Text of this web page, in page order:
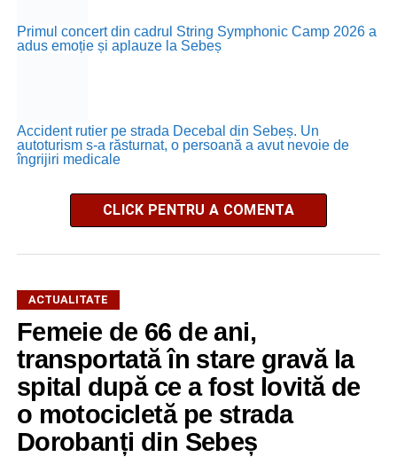
Primul concert din cadrul String Symphonic Camp 2026 a
adus emoție și aplauze la Sebeș
Accident rutier pe strada Decebal din Sebeș. Un
autoturism s-a răsturnat, o persoană a avut nevoie de
îngrijiri medicale
CLICK PENTRU A COMENTA
ACTUALITATE
Femeie de 66 de ani,
transportată în stare gravă la
spital după ce a fost lovită de
o motocicletă pe strada
Dorobanți din Sebeș